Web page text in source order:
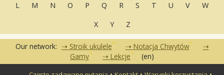
L
M N O P Q R S T U V
W
X
Y Z
Our network: Stroik ukulele
Notacja Chwytów
Gamy
Lekcje (en)